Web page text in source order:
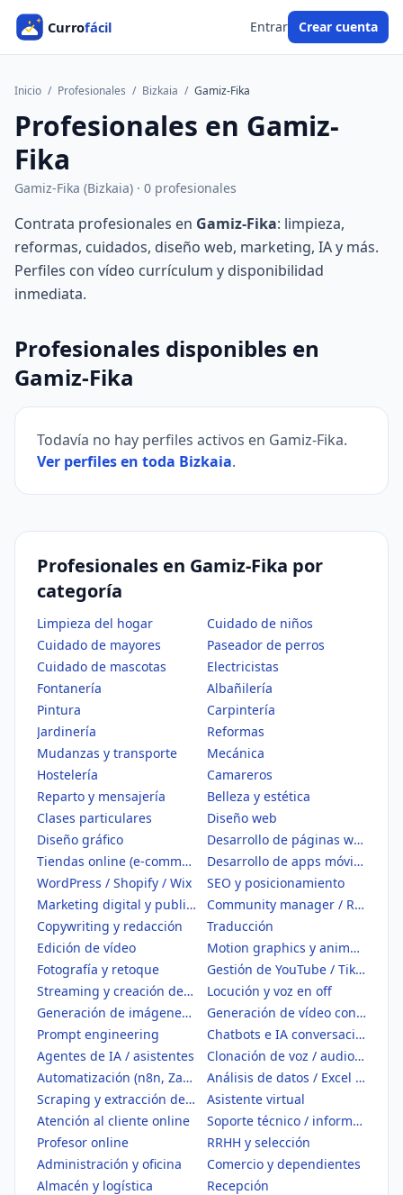
Entrar Crear cuenta
Inicio / Profesionales / Bizkaia / Gamiz-Fika
Profesionales en Gamiz-
Fika
Gamiz-Fika (Bizkaia) · 0 profesionales
Contrata profesionales en Gamiz-Fika: limpieza,
reformas, cuidados, diseño web, marketing, IA y más.
Perfiles con vídeo currículum y disponibilidad
inmediata.
Profesionales disponibles en
Gamiz-Fika
Todavía no hay perfiles activos en Gamiz-Fika.
Ver perfiles en toda Bizkaia.
Profesionales en Gamiz-Fika por
categoría
Limpieza del hogar
Cuidado de niños
Cuidado de mayores
Paseador de perros
Cuidado de mascotas
Electricistas
Fontanería
Albañilería
Pintura
Carpintería
Jardinería
Reformas
Mudanzas y transporte
Mecánica
Hostelería
Camareros
Reparto y mensajería
Belleza y estética
Clases particulares
Diseño web
Diseño gráfico
Desarrollo de páginas web
Tiendas online (e-commerce)
Desarrollo de apps móviles
WordPress / Shopify / Wix
SEO y posicionamiento
Marketing digital y publicidad
Community manager / Redes sociales
Copywriting y redacción
Traducción
Edición de vídeo
Motion graphics y animación
Fotografía y retoque
Gestión de YouTube / TikTok
Streaming y creación de contenido
Locución y voz en off
Generación de imágenes con IA
Generación de vídeo con IA
Prompt engineering
Chatbots e IA conversacional
Agentes de IA / asistentes
Clonación de voz / audio IA
Automatización (n8n, Zapier, Make)
Análisis de datos / Excel / BI
Scraping y extracción de datos
Asistente virtual
Atención al cliente online
Soporte técnico / informático
Profesor online
RRHH y selección
Administración y oficina
Comercio y dependientes
Almacén y logística
Recepción